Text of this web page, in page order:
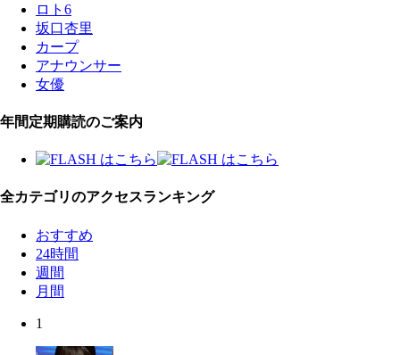
ロト6
坂口杏里
カープ
アナウンサー
女優
年間定期購読のご案内
全カテゴリのアクセスランキング
おすすめ
24時間
週間
月間
1